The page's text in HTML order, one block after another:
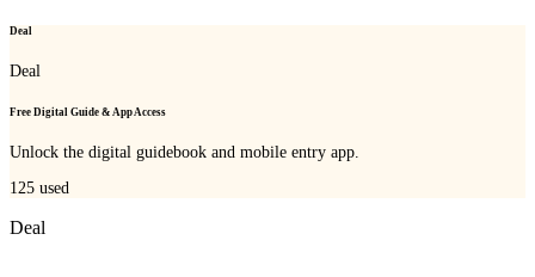
Deal
Deal
Free Digital Guide & App Access
Unlock the digital guidebook and mobile entry app.
125 used
Deal